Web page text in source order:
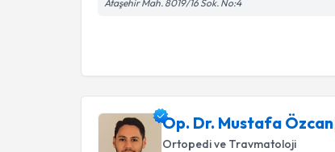
Ataşehir Mah. 8019/16 Sok. No:4
Op. Dr. Mustafa Özcan
Ortopedi ve Travmatoloji